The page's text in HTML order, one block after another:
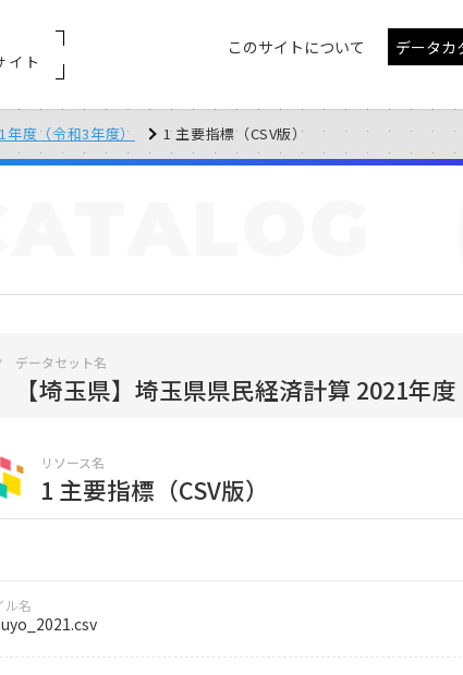
イト
このサイトについて データカ
年度（令和3年度） 1 主要指標（CSV版）
データセット名
【埼玉県】埼玉県県民経済計算 2021年度
リソース名
1 主要指標（CSV版）
ル名